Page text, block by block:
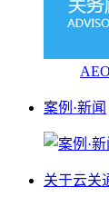
案例·新闻
关于云关